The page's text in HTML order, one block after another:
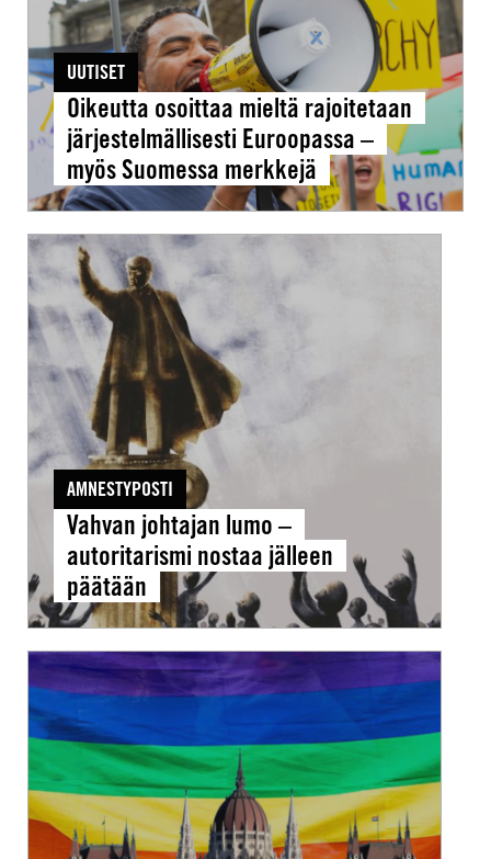
myös
Suomessa
merkkejä
UUTISET
Oikeutta osoittaa mieltä rajoitetaan
järjestelmällisesti Euroopassa –
myös Suomessa merkkejä
Vahvan
johtajan
lumo
–
autoritarismi
nostaa
jälleen
päätään
AMNESTYPOSTI
Vahvan johtajan lumo –
autoritarismi nostaa jälleen
päätään
Unkarin
propagandalaki
on
”pelon
ilmapiirin”